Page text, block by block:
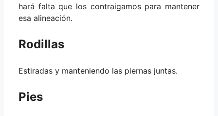
hará falta que los contraigamos para mantener
esa alineación.
Rodillas
Estiradas y manteniendo las piernas juntas.
Pies